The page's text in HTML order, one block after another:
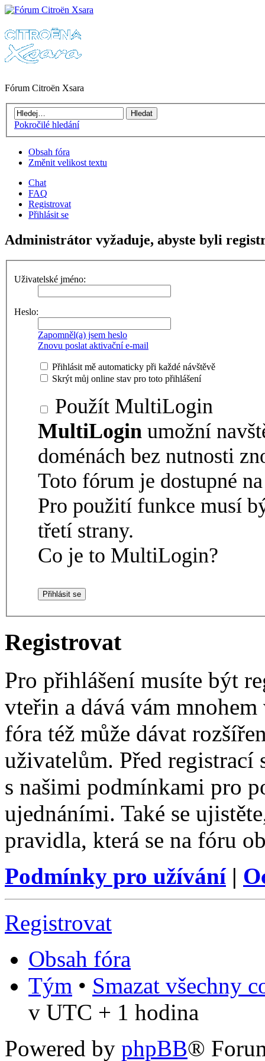
Fórum Citroën Xsara
Pokročilé hledání
Obsah fóra
Změnit velikost textu
Chat
FAQ
Registrovat
Přihlásit se
Administrátor vyžaduje, abyste byli
Uživatelské jméno:
Heslo:
Zapomněl(a) jsem heslo
Znovu poslat aktivační e-mail
Přihlásit mě automaticky při každé návštěvě
Skrýt můj online stav pro toto přihlášení
Použít MultiLogin
MultiLogin umožní
doménách bez nutnosti
Toto fórum je dostupné
Pro použití funkce musí
třetí strany.
Co je to MultiLogin?
Registrovat
Pro přihlášení musíte být
vteřin a dává vám
fóra též může dávat
uživatelům. Před registrací
s našimi podmínkami pro
ujednáními. Také se
pravidla, která se na fóru
Podmínky pro užívání|
Registrovat
Obsah fóra
Tým • Smazat všechny
v UTC + 1 hodina
Powered by phpBB®